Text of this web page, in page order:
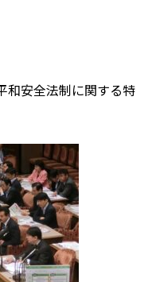
和安全法制に関する特